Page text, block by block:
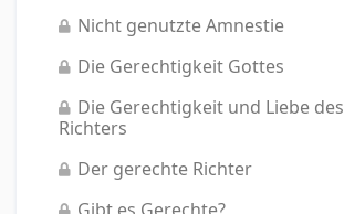
Nicht genutzte Amnestie
Die Gerechtigkeit Gottes
Die Gerechtigkeit und Liebe des
Richters
Der gerechte Richter